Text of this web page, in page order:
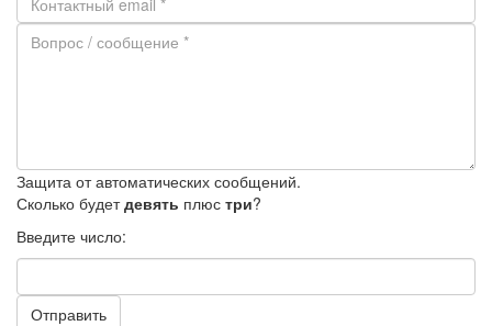
Защита от автоматических сообщений.
Сколько будетдевять плюс три?
Введите число:
Отправить